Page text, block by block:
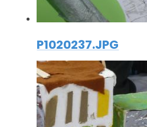
P1020237.JPG